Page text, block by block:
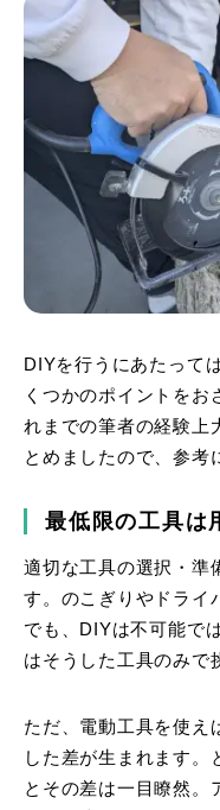
DIYを行うにあたって
くつかのポイントをお
れまでの筆者の経験上
とめましたので、参考
最低限の工具は
適切な工具の選択・準
す。のこぎりやドライ
でも、DIYは不可能で
はそうした工具のみで
ただ、電動工具を使え
した差が生まれます。
とその差は一目瞭然。